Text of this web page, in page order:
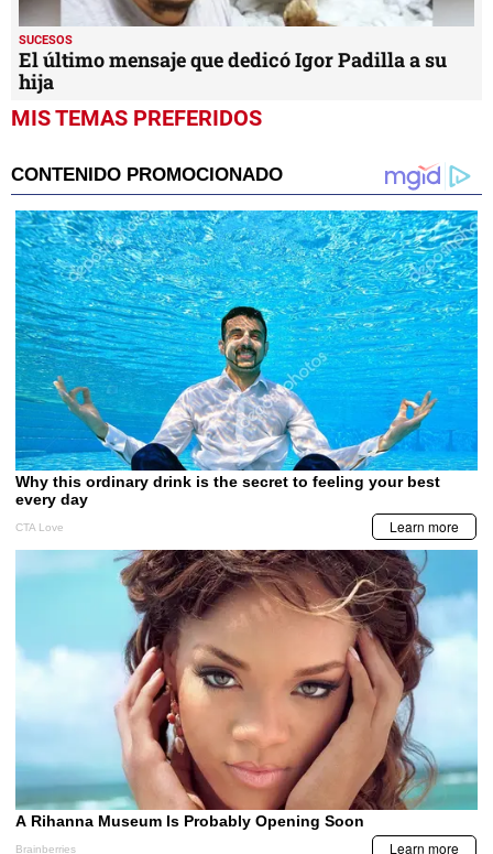
SUCESOS
El último mensaje que dedicó Igor Padilla a su
hija
MIS TEMAS PREFERIDOS